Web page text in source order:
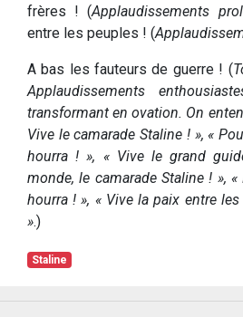
frères ! (Applaudissements
entre les peuples ! (
A bas les fauteurs de guerre ! (
Applaudissements
transformant en ovation. On
Vive le camarade Staline ! », «
hourra ! », « Vive le grand
monde, le camarade Staline ! »,
hourra ! », « Vive la paix entre
».)
Staline